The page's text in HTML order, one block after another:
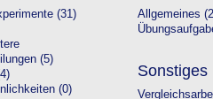
(31)
(5)
(0)
Allgemeines
Sonstiges